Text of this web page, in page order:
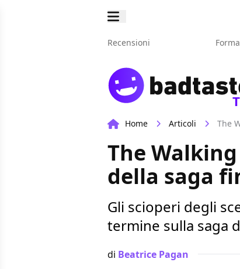
Recensioni
Home Articoli The
The
della saga
Gli scioperi degli
termine sulla saga
di Beatrice Pagan